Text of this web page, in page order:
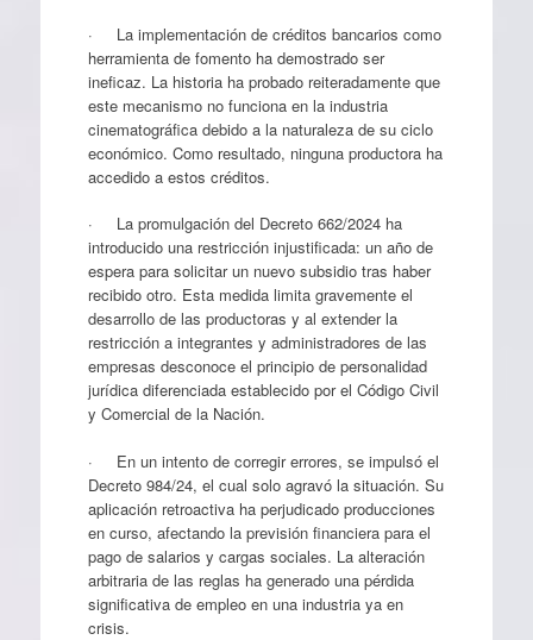
· La implementación de créditos bancarios como
herramienta de fomento ha demostrado ser
ineficaz. La historia ha probado reiteradamente que
este mecanismo no funciona en la industria
cinematográfica debido a la naturaleza de su ciclo
económico. Como resultado, ninguna productora ha
accedido a estos créditos.
· La promulgación del Decreto 662/2024 ha
introducido una restricción injustificada: un año de
espera para solicitar un nuevo subsidio tras haber
recibido otro. Esta medida limita gravemente el
desarrollo de las productoras y al extender la
restricción a integrantes y administradores de las
empresas desconoce el principio de personalidad
jurídica diferenciada establecido por el Código Civil
y Comercial de la Nación.
· En un intento de corregir errores, se impulsó el
Decreto 984/24, el cual solo agravó la situación. Su
aplicación retroactiva ha perjudicado producciones
en curso, afectando la previsión financiera para el
pago de salarios y cargas sociales. La alteración
arbitraria de las reglas ha generado una pérdida
significativa de empleo en una industria ya en
crisis.